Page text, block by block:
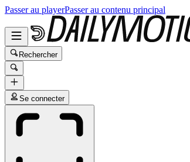
Passer au playerPasser au contenu principal
Rechercher
Se connecter